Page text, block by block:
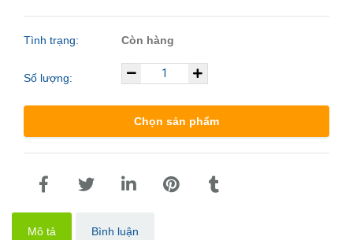
Tình trạng: Còn hàng
Số lượng:
Chọn sản phẩm
Mô tả Bình luận